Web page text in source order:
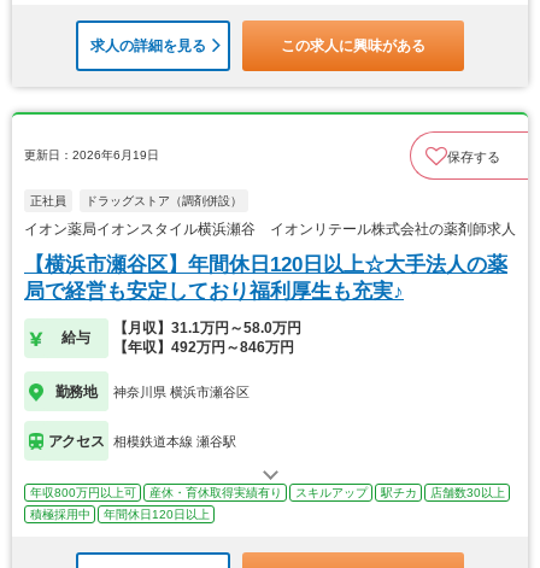
求人の詳細を見る この求人に興味がある
更新日：2026年6月19日 保存する
正社員 ドラッグストア（調剤併設）
イオン薬局イオンスタイル横浜瀬谷 イオンリテール株式会社の薬剤師求人
【横浜市瀬谷区】年間休日120日以上☆大手法人の薬
局で経営も安定しており福利厚生も充実♪
給与
【月収】31.1万円～58.0万円
【年収】492万円～846万円
勤務地 神奈川県 横浜市瀬谷区
アクセス 相模鉄道本線 瀬谷駅
年収800万円以上可 産休・育休取得実績有り スキルアップ 駅チカ
店舗数30以上
積極採用中
年間休日120日以上